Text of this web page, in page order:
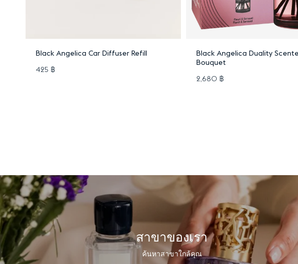
Black Angelica Car Diffuser Refill
425 ฿
Black Angelica Duality
Bouquet
2,680 ฿
สาขาของเรา
ค้นหาสาขาใกล้คุณ